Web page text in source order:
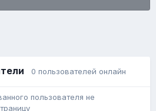
0 пользователей онлайн
пользователя не